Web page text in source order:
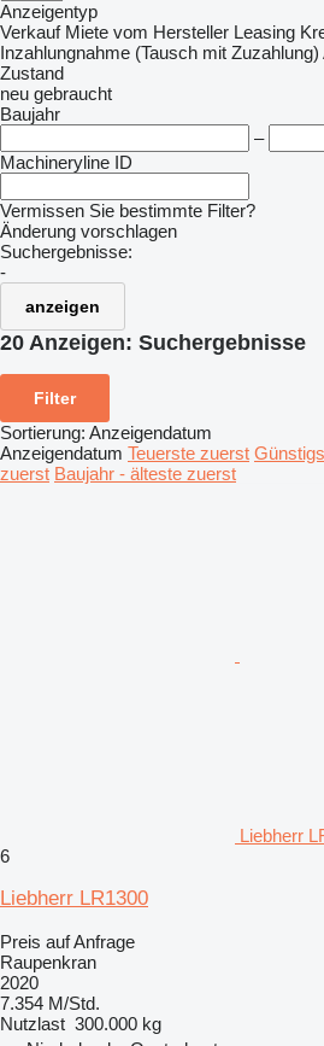
Anzeigentyp
Verkauf Miete vom Hersteller Leasing
Inzahlungnahme (Tausch mit Zuzahlung)
Zustand
neu gebraucht
Baujahr
–
Machineryline ID
Vermissen Sie bestimmte Filter?
Änderung vorschlagen
Suchergebnisse:
-
anzeigen
20 Anzeigen: Suchergebnisse
Filter
Sortierung: Anzeigendatum
Anzeigendatum Teuerste zuerst
zuerst Baujahr - älteste zuerst
Liebherr
6
Liebherr LR1300
Preis auf Anfrage
Raupenkran
2020
7.354 M/Std.
Nutzlast 300.000 kg